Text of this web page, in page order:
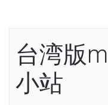
台湾版
小站